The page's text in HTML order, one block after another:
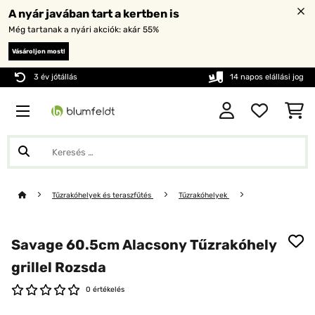
A nyár javában tart a kertben is
Még tartanak a nyári akciók: akár 55%
Vásároljon most!
3 év jótállás 14 napos elállási jog
Tűzrakóhelyek és teraszfűtés Tűzrakóhelyek
Savage 60.5cm Alacsony Tűzrakóhely
grillel Rozsda
0 értékelés